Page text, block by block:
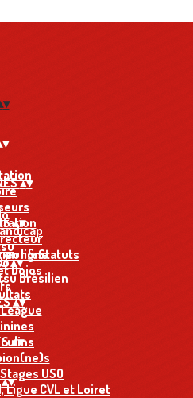
▾
▾
& Statuts
▴▾
Brésilien
▴▾
ligne
Dojos
▴▾
▴▾
▴▾
USO
Ligue CVL et Loiret
▴▾